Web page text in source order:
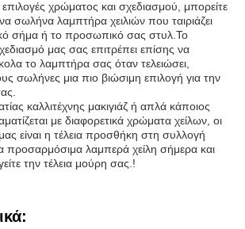
χρώματος και σχεδιασμού, μπορείτε
σωλήνα λαμπτήρα χειλιών που ταιριάζει
σήμα ή το προσωπικό σας στυλ.Το
μας σας επιτρέπει επίσης να
το λαμπτήρα σας όταν τελειώσει,
σωλήνες μια πιο βιώσιμη επιλογή για την
καλλιτέχνης μακιγιάζ ή απλά κάποιος
με διαφορετικά χρώματα χείλων, οι
είναι η τέλεια προσθήκη στη συλλογή
προσαρμόσιμα λαμπερά χείλη σήμερα και
την τέλεια μούρη σας.!